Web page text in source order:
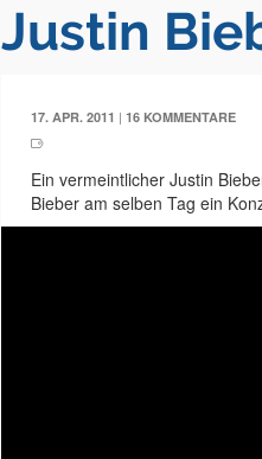
Justin
17. APR. 2011 | 16 KOMMENTARE
Ein vermeintlicher Justin
Bieber am selben Tag ein